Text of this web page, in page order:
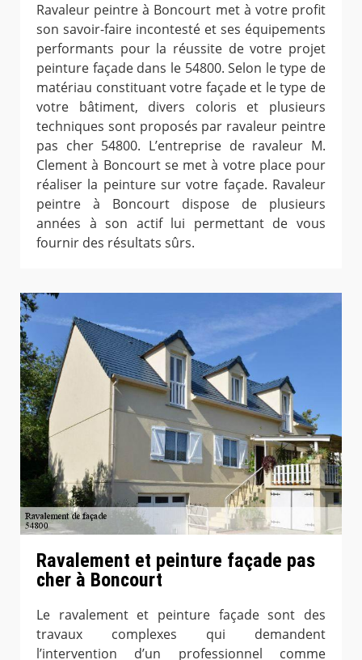
Ravaleur peintre à Boncourt met à votre profit
son savoir-faire incontesté et ses équipements
performants pour la réussite de votre projet
peinture façade dans le 54800. Selon le type de
matériau constituant votre façade et le type de
votre bâtiment, divers coloris et plusieurs
techniques sont proposés par ravaleur peintre
pas cher 54800. L’entreprise de ravaleur M.
Clement à Boncourt se met à votre place pour
réaliser la peinture sur votre façade. Ravaleur
peintre à Boncourt dispose de plusieurs
années à son actif lui permettant de vous
fournir des résultats sûrs.
Ravalement et peinture façade pas
cher à Boncourt
Le ravalement et peinture façade sont des
travaux complexes qui demandent
l’intervention d’un professionnel comme